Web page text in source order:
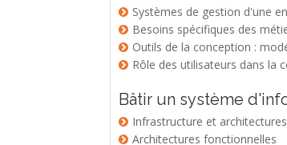
Systèmes de gestion d'une
Besoins spécifiques des
Outils de la conception :
Rôle des utilisateurs dans la
Bâtir un système
Infrastructure et
Architectures fonctionnelles